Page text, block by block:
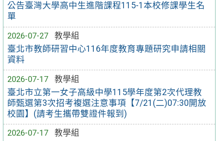
公告臺灣大學高中生進階課程115-1本校修課學生名
單
2026-07-27
教學組
臺北市教師研習中心116年度教育專題研究申請相關
資料
2026-07-17
教學組
臺北市立第一女子高級中學115學年度第2次代理教
師甄選第3次招考複選注意事項【7/21(二)07:30開放
校園】(請考生攜帶雙證件報到)
2026-07-17
教學組